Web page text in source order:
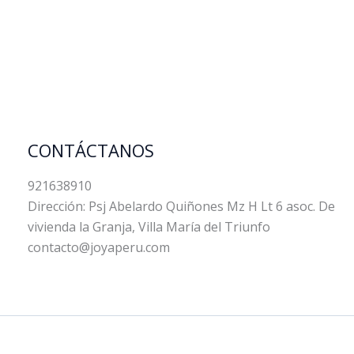
CONTÁCTANOS
921638910
Dirección: Psj Abelardo Quiñones Mz H Lt 6 asoc. De
vivienda la Granja, Villa María del Triunfo
contacto@joyaperu.com